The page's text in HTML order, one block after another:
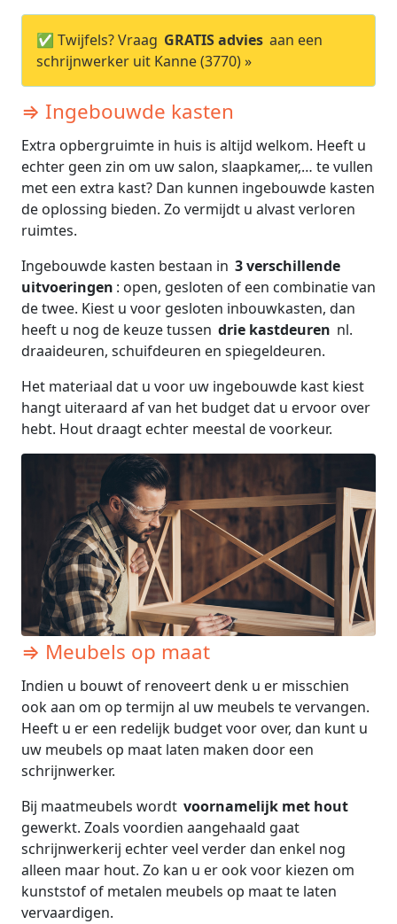
✅ Twijfels? Vraag GRATIS advies aan een
schrijnwerker uit Kanne (3770) »
⇒ Ingebouwde kasten
Extra opbergruimte in huis is altijd welkom. Heeft u
echter geen zin om uw salon, slaapkamer,… te vullen
met een extra kast? Dan kunnen ingebouwde kasten
de oplossing bieden. Zo vermijdt u alvast verloren
ruimtes.
Ingebouwde kasten bestaan in 3 verschillende
uitvoeringen : open, gesloten of een combinatie van
de twee. Kiest u voor gesloten inbouwkasten, dan
heeft u nog de keuze tussen drie kastdeuren nl.
draaideuren, schuifdeuren en spiegeldeuren.
Het materiaal dat u voor uw ingebouwde kast kiest
hangt uiteraard af van het budget dat u ervoor over
hebt. Hout draagt echter meestal de voorkeur.
⇒ Meubels op maat
Indien u bouwt of renoveert denk u er misschien
ook aan om op termijn al uw meubels te vervangen.
Heeft u er een redelijk budget voor over, dan kunt u
uw meubels op maat laten maken door een
schrijnwerker.
Bij maatmeubels wordt voornamelijk met hout
gewerkt. Zoals voordien aangehaald gaat
schrijnwerkerij echter veel verder dan enkel nog
alleen maar hout. Zo kan u er ook voor kiezen om
kunststof of metalen meubels op maat te laten
vervaardigen.